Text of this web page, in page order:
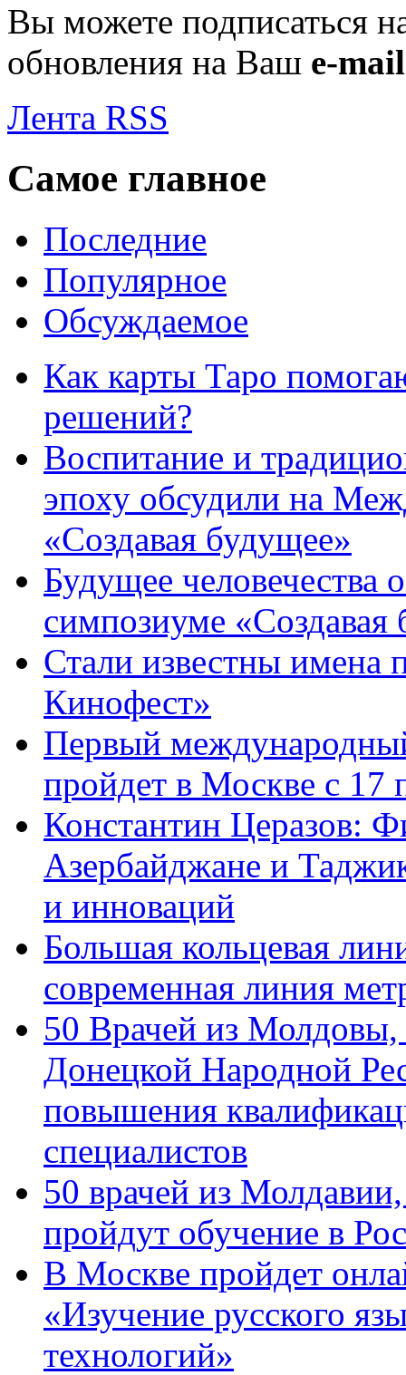
Вы можете подписаться
обновления на Ваш e-mail
Лента RSS
Самое главное
Последние
Популярное
Обсуждаемое
Как карты Таро
решений?
Воспитание и
эпоху обсудили на
«Создавая будущее»
Будущее
симпозиуме «Создавая
Стали известны имена
Кинофест»
Первый
пройдет в Москве с 17
Константин Церазов:
Азербайджане и
и инноваций
Большая кольцевая
современная линия
50 Врачей из Молдовы,
Донецкой Народной
повышения
специалистов
50 врачей из
пройдут обучение в
В Москве пройдет
«Изучение русского
технологий»